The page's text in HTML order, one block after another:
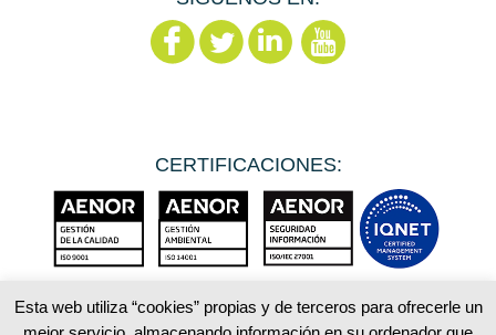
CERTIFICACIONES:
Esta web utiliza “cookies” propias y de terceros para ofrecerle un